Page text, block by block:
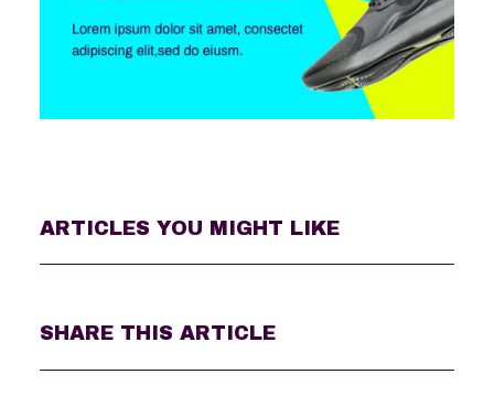
ARTICLES YOU MIGHT LIKE
SHARE THIS ARTICLE